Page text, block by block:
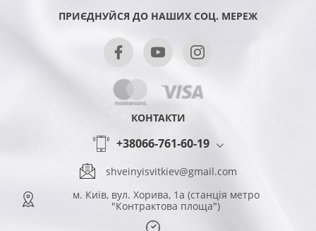
ПРИЄДНУЙСЯ ДО НАШИХ СОЦ. МЕРЕЖ
КОНТАКТИ
+38066-761-60-19
shveinyisvitkiev@gmail.com
м. Київ, вул. Хорива, 1а (станція метро
"Контрактова площа")